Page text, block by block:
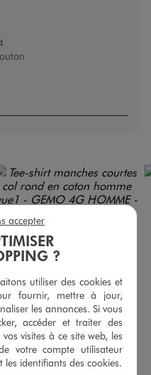
Tee-shirt manches courtes col rond en coton homme
?
utiliser des cookies et
fournir, mettre à jour,
les annonces. Si vous
accéder et traiter des
visites à ce site web, les
votre compte utilisateur
les identifiants des cookies.
accepter